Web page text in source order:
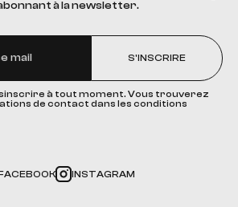
à la newsletter.
S'INSCRIRE
à tout moment. Vous trouverez
de contact dans les conditions
INSTAGRAM